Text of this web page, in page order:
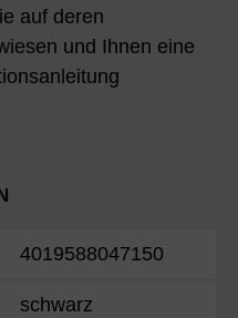
auf deren
und Ihnen eine
4019588047150
schwarz